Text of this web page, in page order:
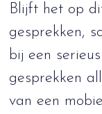
Blijft het op
gesprekken,
bij een
gesprekken
van een